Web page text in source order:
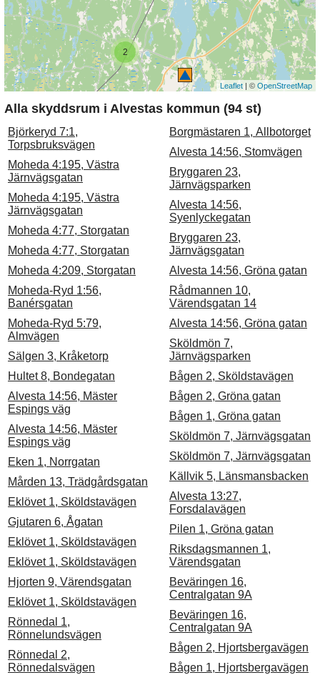
2
Leaflet | © OpenStreetMap
Alla skyddsrum i Alvestas kommun (94 st)
Björkeryd 7:1,
Torpsbruksvägen
Moheda 4:195, Västra
Järnvägsgatan
Moheda 4:195, Västra
Järnvägsgatan
Moheda 4:77, Storgatan
Moheda 4:77, Storgatan
Moheda 4:209, Storgatan
Moheda-Ryd 1:56,
Banérsgatan
Moheda-Ryd 5:79,
Almvägen
Sälgen 3, Kråketorp
Hultet 8, Bondegatan
Alvesta 14:56, Mäster
Espings väg
Alvesta 14:56, Mäster
Espings väg
Eken 1, Norrgatan
Mården 13, Trädgårdsgatan
Eklövet 1, Sköldstavägen
Gjutaren 6, Ågatan
Eklövet 1, Sköldstavägen
Eklövet 1, Sköldstavägen
Hjorten 9, Värendsgatan
Eklövet 1, Sköldstavägen
Rönnedal 1,
Rönnelundsvägen
Rönnedal 2,
Rönnedalsvägen
Borgmästaren 1, Allbotorget
Alvesta 14:56, Stomvägen
Bryggaren 23,
Järnvägsparken
Alvesta 14:56,
Syenlyckegatan
Bryggaren 23,
Järnvägsgatan
Alvesta 14:56, Gröna gatan
Rådmannen 10,
Värendsgatan 14
Alvesta 14:56, Gröna gatan
Sköldmön 7,
Järnvägsparken
Bågen 2, Sköldstavägen
Bågen 2, Gröna gatan
Bågen 1, Gröna gatan
Sköldmön 7, Järnvägsgatan
Sköldmön 7, Järnvägsgatan
Källvik 5, Länsmansbacken
Alvesta 13:27,
Forsdalavägen
Pilen 1, Gröna gatan
Riksdagsmannen 1,
Värendsgatan
Beväringen 16,
Centralgatan 9A
Beväringen 16,
Centralgatan 9A
Bågen 2, Hjortsbergavägen
Bågen 1, Hjortsbergavägen